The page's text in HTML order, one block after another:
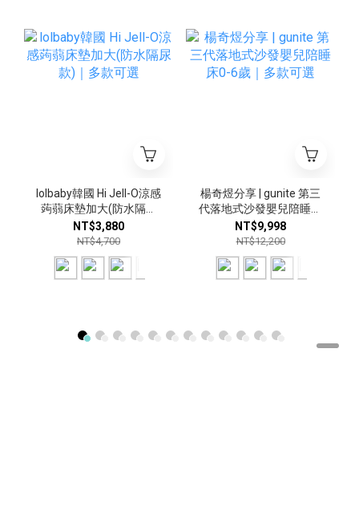
lolbaby韓國 Hi Jell-O涼感
蒟蒻床墊加大(防水隔尿
款)｜多款可選
NT$3,880
NT$4,700
楊奇煜分享 | gunite 第三
代落地式沙發嬰兒陪睡床
0-6歲｜多款可選
NT$9,998
NT$12,200